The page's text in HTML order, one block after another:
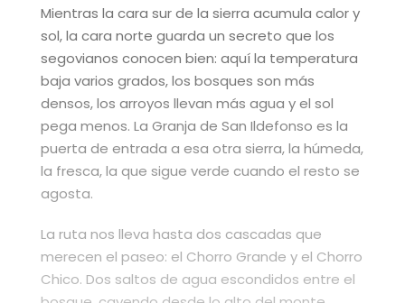
Mientras la cara sur de la sierra acumula calor y
sol, la cara norte guarda un secreto que los
segovianos conocen bien: aquí la temperatura
baja varios grados, los bosques son más
densos, los arroyos llevan más agua y el sol
pega menos. La Granja de San Ildefonso es la
puerta de entrada a esa otra sierra, la húmeda,
la fresca, la que sigue verde cuando el resto se
agosta.
La ruta nos lleva hasta dos cascadas que
merecen el paseo: el Chorro Grande y el Chorro
Chico. Dos saltos de agua escondidos entre el